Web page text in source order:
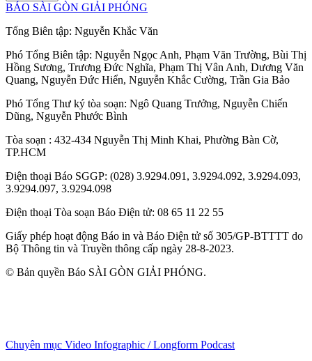
BÁO SÀI GÒN GIẢI PHÓNG
Tổng Biên tập: Nguyễn Khắc Văn
Phó Tổng Biên tập: Nguyễn Ngọc Anh, Phạm Văn Trường, Bùi Thị
Hồng Sương, Trương Đức Nghĩa, Phạm Thị Vân Anh, Dương Văn
Quang, Nguyễn Đức Hiển, Nguyễn Khắc Cường, Trần Gia Bảo
Phó Tổng Thư ký tòa soạn: Ngô Quang Trưởng, Nguyễn Chiến
Dũng, Nguyễn Phước Bình
Tòa soạn : 432-434 Nguyễn Thị Minh Khai, Phường Bàn Cờ,
TP.HCM
Điện thoại Báo SGGP: (028) 3.9294.091, 3.9294.092, 3.9294.093,
3.9294.097, 3.9294.098
Điện thoại Tòa soạn Báo Điện tử: 08 65 11 22 55
Giấy phép hoạt động Báo in và Báo Điện tử số 305/GP-BTTTT do
Bộ Thông tin và Truyền thông cấp ngày 28-8-2023.
© Bản quyền Báo SÀI GÒN GIẢI PHÓNG.
Chuyên mục Video Infographic / Longform Podcast